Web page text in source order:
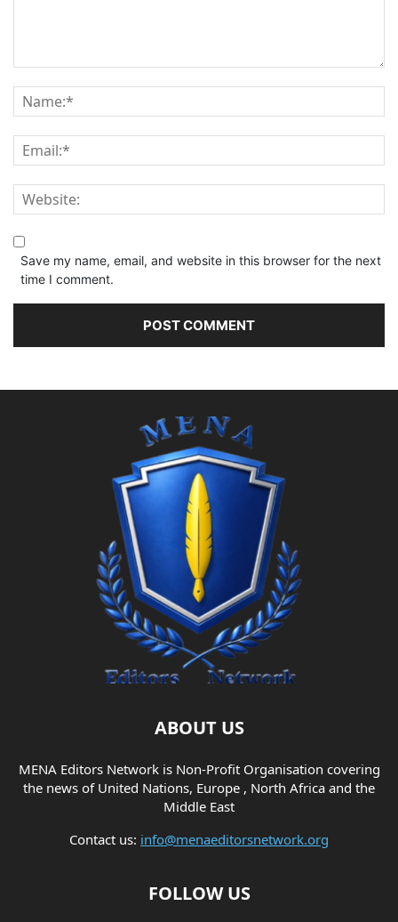
Save my name, email, and website in this browser for the next
time I comment.
ABOUT US
MENA Editors Network is Non-Profit Organisation covering
the news of United Nations, Europe , North Africa and the
Middle East
Contact us: info@menaeditorsnetwork.org
FOLLOW US